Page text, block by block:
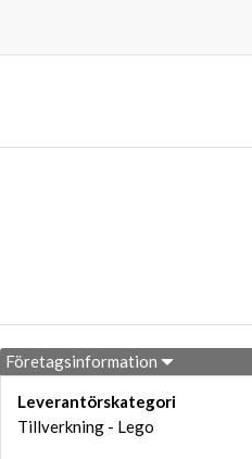
Företagsinformation
Leverantörskategori
Tillverkning - Lego